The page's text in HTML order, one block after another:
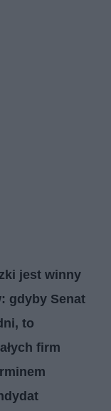
jest winny
gdyby Senat
to
firm